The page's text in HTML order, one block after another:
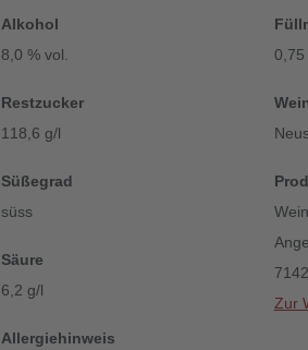
Alkohol
8,0 % vol.
Restzucker
118,6 g/l
Süßegrad
süss
Säure
6,2 g/l
Allergiehinweis
0,75
Zur